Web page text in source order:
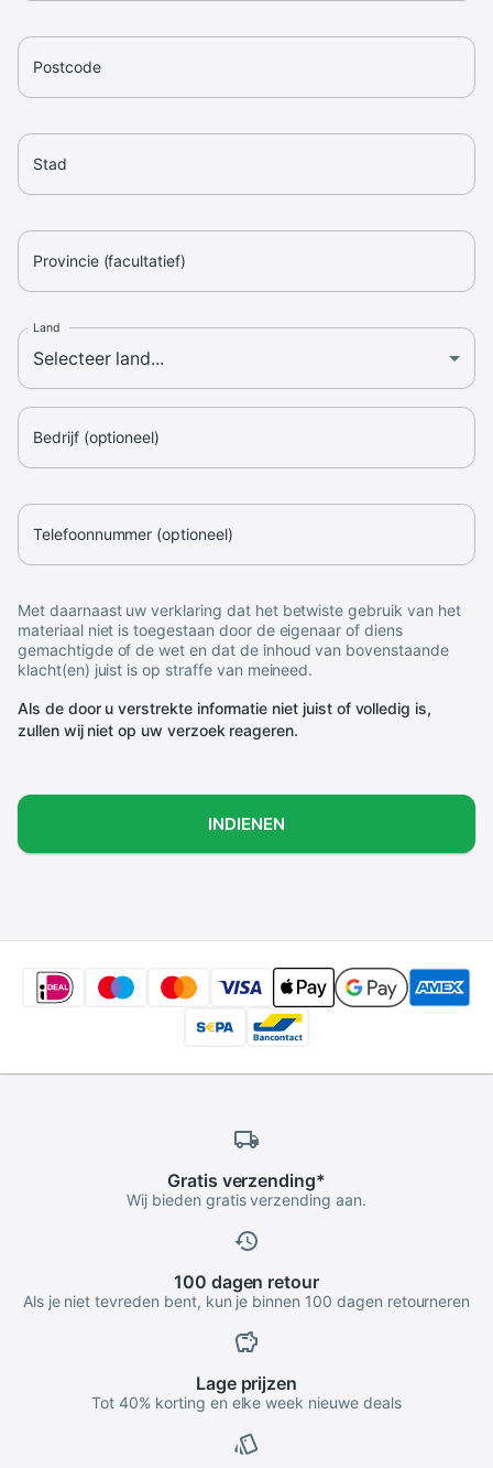
Postcode
Stad
Provincie (facultatief)
Land
Bedrijf (optioneel)
Telefoonnummer (optioneel)
Met daarnaast uw verklaring dat het betwiste gebruik van het
materiaal niet is toegestaan door de eigenaar of diens
gemachtigde of de wet en dat de inhoud van bovenstaande
klacht(en) juist is op straffe van meineed.
Als de door u verstrekte informatie niet juist of volledig is,
zullen wij niet op uw verzoek reageren.
INDIENEN
Gratis verzending*
Wij bieden gratis verzending aan.
100 dagen retour
Als je niet tevreden bent, kun je binnen 100 dagen retourneren
Lageprijzen
Tot 40% korting en elke week nieuwe deals